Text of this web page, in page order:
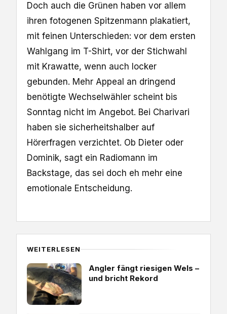
Doch auch die Grünen haben vor allem
ihren fotogenen Spitzenmann plakatiert,
mit feinen Unterschieden: vor dem ersten
Wahlgang im T-Shirt, vor der Stichwahl
mit Krawatte, wenn auch locker
gebunden. Mehr Appeal an dringend
benötigte Wechselwähler scheint bis
Sonntag nicht im Angebot. Bei Charivari
haben sie sicherheitshalber auf
Hörerfragen verzichtet. Ob Dieter oder
Dominik, sagt ein Radiomann im
Backstage, das sei doch eh mehr eine
emotionale Entscheidung.
WEITERLESEN
Angler fängt riesigen Wels –
und bricht Rekord